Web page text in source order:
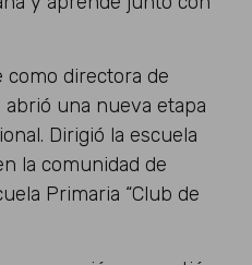
como directora de
abrió una nueva etapa
Dirigió la escuela
la comunidad de
Primaria “Club de